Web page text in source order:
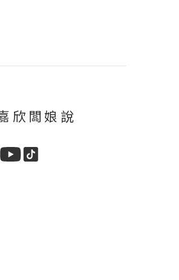
欣闆娘說